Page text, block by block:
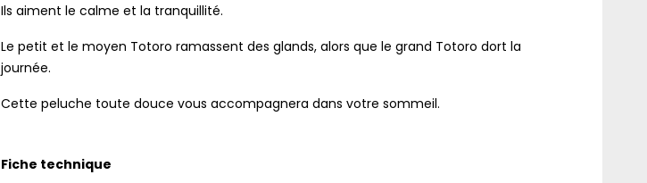
Ils aiment le calme et la tranquillité.
Le petit et le moyen Totoro ramassent des glands, alors que le grand Totoro dort la
journée.
Cette peluche toute douce vous accompagnera dans votre sommeil.
Fiche technique